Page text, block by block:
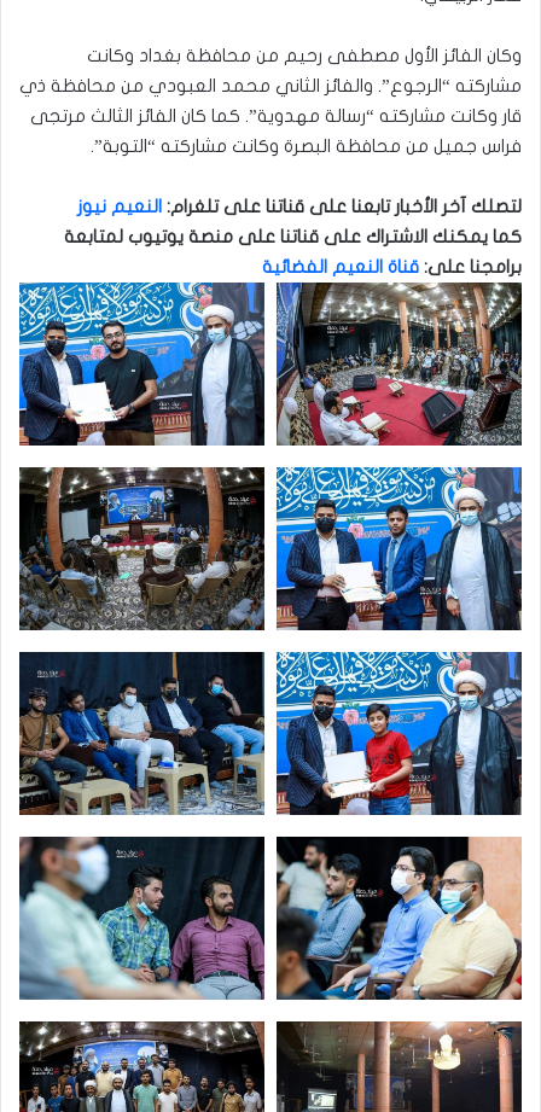
وكان الفائز الأول مصطفى رحيم من محافظة بغداد وكانت
مشاركته “الرجوع”. والفائز الثاني محمد العبودي من محافظة ذي
قار وكانت مشاركته “رسالة مهدوية”. كما كان الفائز الثالث مرتجى
فراس جميل من محافظة البصرة وكانت مشاركته “التوبة”.
لتصلك آخر الأخبار تابعنا على قناتنا على تلغرام: النعيم نيوز
كما يمكنك الاشتراك على قناتنا على منصة يوتيوب لمتابعة
برامجنا على: قناة النعيم الفضائية